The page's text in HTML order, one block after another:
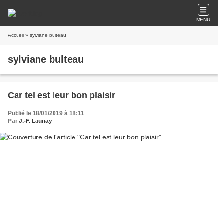
MENU
Accueil » sylviane bulteau
sylviane bulteau
Car tel est leur bon plaisir
Publié le 18/01/2019 à 18:11
Par J.-F. Launay